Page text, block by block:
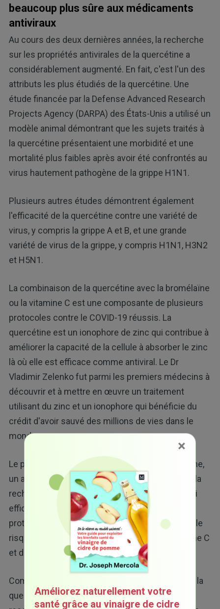
beaucoup plus sûre aux médicaments
antiviraux
Au cours des deux dernières années, la recherche
sur les propriétés antivirales de la quercétine a
considérablement augmenté. En fait, c'est l'un des
attributs les plus étudiés de la quercétine. Une
étude financée par la Defense Advanced Research
Projects Agency (DARPA) des États-Unis a utilisé un
modèle animal démontrant que les sujets traités à
la quercétine présentaient une morbidité et une
mortalité plus faibles après avoir été confrontés au
virus hautement pathogène de la grippe H1N1.
Plusieurs autres études démontrent également
l'efficacité de la quercétine contre une variété de
virus, y compris la grippe A et B, et une grande
variété de virus de la grippe, y compris H1N1, H3N2
et H5N1.
La combinaison de la quercétine avec la bromélaïne
ou la vitamine C est une composante de plusieurs
protocoles contre le COVID-19 réussis. La
quercétine est un ionophore de zinc qui contribue à
améliorer la capacité de la cellule à absorber le zinc
là où elle est efficace comme antiviral. Le Dr
Vladimir Zelenko fut parmi les premiers médecins à
découvrir et à mettre en œuvre un traitement
utilisant du zinc et un ionophore qui bénéficie du
crédit d'avoir sauvé des millions de vies dans le
monde.
Le premier protocole utilisait l'hydroxychloroquine,
un autre ionophore du zinc. Cependant, comme la
recherche a montré que la quercétine était aussi
efficace que l'hydroxychloroquine, les premiers
protocoles de traitement pour les patients à faible
risque incluaient la quercétine avec de la vitamine C
et du zinc.
Compte tenu des puissants effets antiviraux de la
quercétine, il est judicieux de l'utiliser avant de
×
Améliorez naturellement votre
santé grâce au vinaigre de cidre